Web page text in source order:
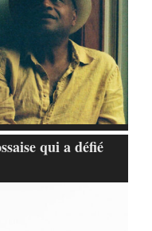
qui a défié